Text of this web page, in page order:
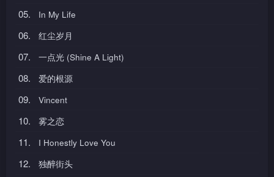
05. In My Life
06. 红尘岁月
07. 一点光 (Shine A Light)
08. 爱的根源
09. Vincent
10. 雾之恋
11. I Honestly Love You
12. 独醉街头